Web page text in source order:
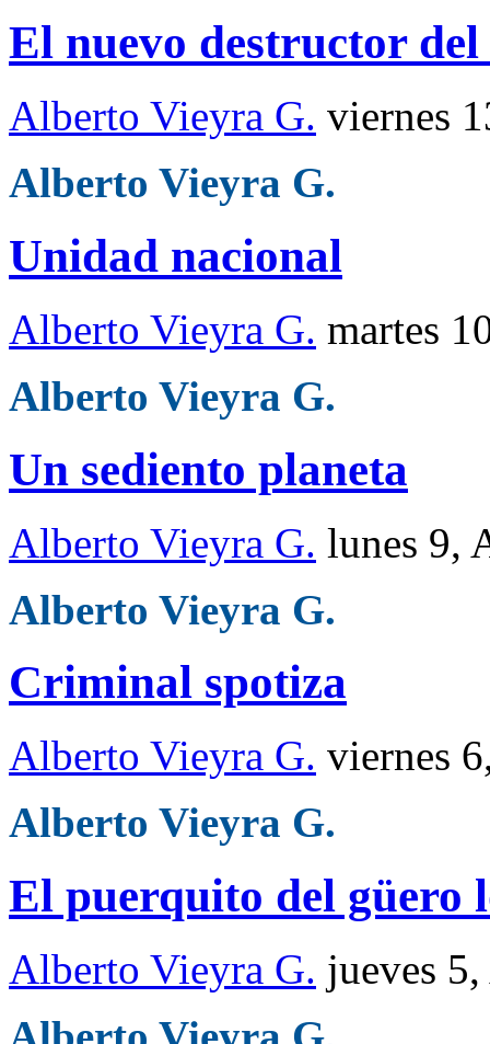
El nuevo destructor
Alberto Vieyra G. viernes
Alberto Vieyra G.
Unidad nacional
Alberto Vieyra G. martes
Alberto Vieyra G.
Un sediento planeta
Alberto Vieyra G. lunes 9,
Alberto Vieyra G.
Criminal spotiza
Alberto Vieyra G. viernes
Alberto Vieyra G.
El puerquito del güero
Alberto Vieyra G. jueves